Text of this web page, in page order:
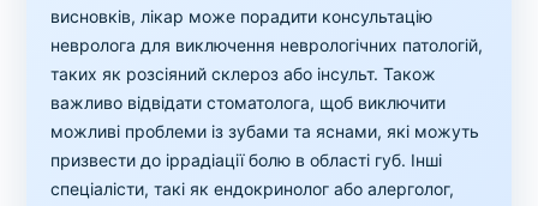
висновків, лікар може порадити консультацію
невролога для виключення неврологічних патологій,
таких як розсіяний склероз або інсульт. Також
важливо відвідати стоматолога, щоб виключити
можливі проблеми із зубами та яснами, які можуть
призвести до іррадіації болю в області губ. Інші
спеціалісти, такі як ендокринолог або алерголог,